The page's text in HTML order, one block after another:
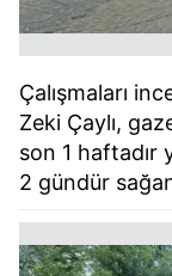
Çalışmaları
Zeki Çaylı,
son 1 haftadır
2 gündür